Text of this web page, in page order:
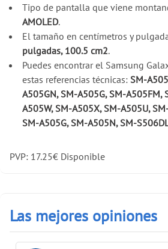
Tipo de pantalla que viene
AMOLED.
El tamaño en centímetros y
pulgadas, 100.5 cm2.
Puedes encontrar el Samsung
estas referencias técnicas: SM-
A505GN, SM-A505G, SM-A505FM,
A505W, SM-A505X, SM-A505U,
SM-A505G, SM-A505N, SM-
PVP: 17.25€ Disponible
Las mejores opiniones